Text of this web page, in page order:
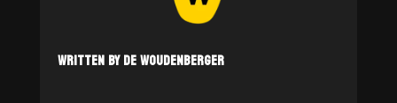
WRITTEN BY DE WOUDENBERGER